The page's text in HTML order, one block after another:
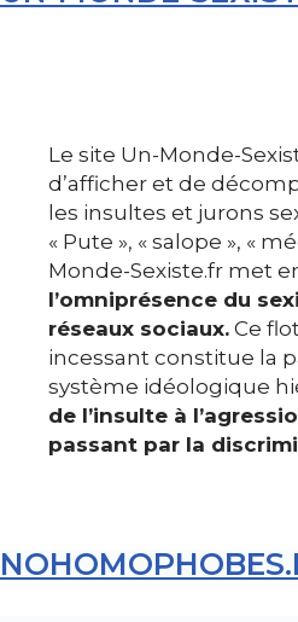
Le site Un-Monde-
d’afficher et de
les insultes et jurons
« Pute », « salope », «
Monde-Sexiste.fr met
l’omniprésence du
réseaux sociaux. Ce
incessant constitue la
système idéologique
de l’insulte à
passant par la